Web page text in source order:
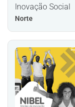
Inovação Social
Norte